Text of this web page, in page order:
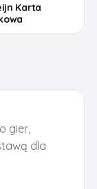
Karta
gier,
dla